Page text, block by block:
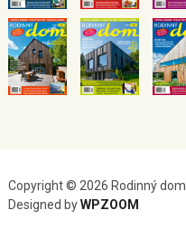
Copyright © 2026 Rodinný dom
Designed byWPZOOM